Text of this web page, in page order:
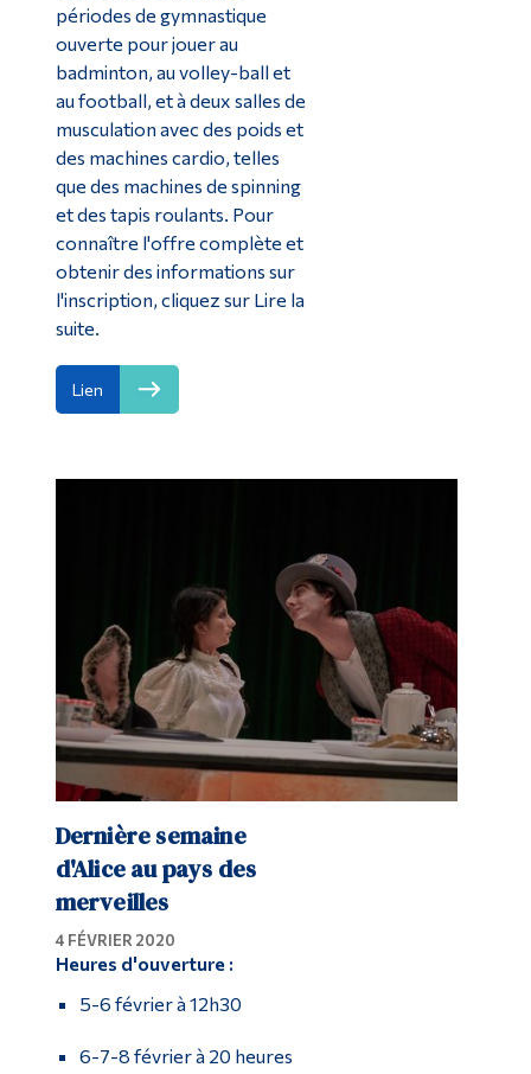
périodes de gymnastique
ouverte pour jouer au
badminton, au volley-ball et
au football, et à deux salles de
musculation avec des poids et
des machines cardio, telles
que des machines de spinning
et des tapis roulants. Pour
connaître l'offre complète et
obtenir des informations sur
l'inscription, cliquez sur Lire la
suite.
Lien
Dernière semaine
d'Alice au pays des
merveilles
4 FÉVRIER 2020
Heures d'ouverture :
5-6 février à 12h30
6-7-8 février à 20 heures